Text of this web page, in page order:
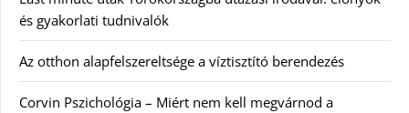
és gyakorlati tudnivalók
Az otthon alapfelszereltsége a víztisztító berendezés
Corvin Pszichológia – Miért nem kell megvárnod a